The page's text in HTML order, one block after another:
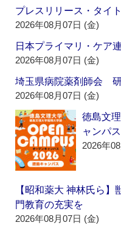
プレスリリース・タイ
2026年08月07日 (金)
日本プライマリ・ケ
2026年08月07日 (金)
埼玉県病院薬剤師会
2026年08月07日 (金)
徳島文
ャンパ
2026年
【昭和薬大 神林氏ら
門教育の充実を
2026年08月07日 (金)